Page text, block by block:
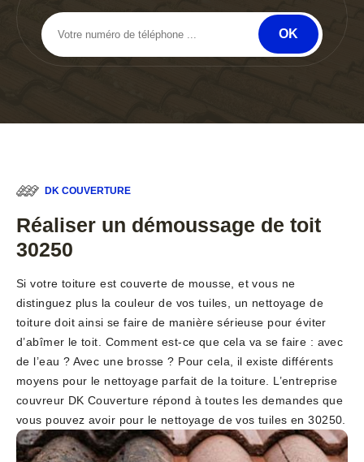
DK COUVERTURE
Réaliser un démoussage de toit
30250
Si votre toiture est couverte de mousse, et vous ne
distinguez plus la couleur de vos tuiles, un nettoyage de
toiture doit ainsi se faire de manière sérieuse pour éviter
d’abîmer le toit. Comment est-ce que cela va se faire : avec
de l’eau ? Avec une brosse ? Pour cela, il existe différents
moyens pour le nettoyage parfait de la toiture. L’entreprise
couvreur DK Couverture répond à toutes les demandes que
vous pouvez avoir pour le nettoyage de vos tuiles en 30250.